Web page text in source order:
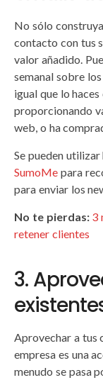
No sólo
contacto con tus
valor añadido.
semanal sobre
igual que lo
proporcionando
web, o ha
Se pueden
SumoMe para
para enviar los
No te pierdas: 3
retener clientes
3.
Aprovechar a tus
empresa es una
menudo se pasa